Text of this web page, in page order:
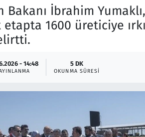
Bakanı İbrahim
etapta 1600 üreticiye
- 14:48 5 DK
OKUNMA SÜRESI